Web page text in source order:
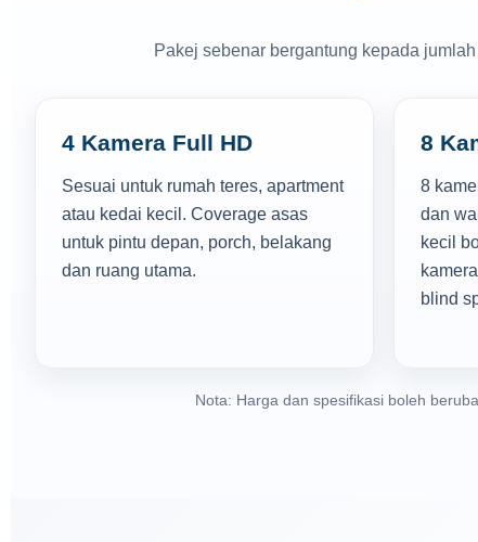
Pakej sebenar bergantung kepada
4 Kamera Full HD
Sesuai untuk rumah teres, apartment
atau kedai kecil. Coverage asas
untuk pintu depan, porch, belakang
dan ruang utama.
8
8
dan
kecil
blind
Nota: Harga dan spesifikasi boleh